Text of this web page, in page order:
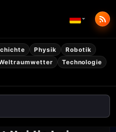
Physik
Robotik
Technologie